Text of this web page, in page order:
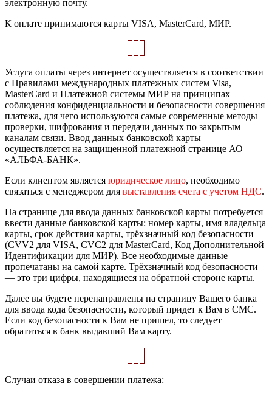
электронную почту.
К оплате принимаются карты VISA, MasterCard, МИР.
Услуга оплаты через интернет осуществляется в соответствии
с Правилами международных платежных систем Visa,
MasterCard и Платежной системы МИР на принципах
соблюдения конфиденциальности и безопасности совершения
платежа, для чего используются самые современные методы
проверки, шифрования и передачи данных по закрытым
каналам связи. Ввод данных банковской карты
осуществляется на защищенной платежной странице АО
«АЛЬФА-БАНК».
Если клиентом является юридическое лицо, необходимо
связаться с менеджером для выставления счета с учетом НДС.
На странице для ввода данных банковской карты потребуется
ввести данные банковской карты: номер карты, имя владельца
карты, срок действия карты, трёхзначный код безопасности
(CVV2 для VISA, CVC2 для MasterCard, Код Дополнительной
Идентификации для МИР). Все необходимые данные
пропечатаны на самой карте. Трёхзначный код безопасности
— это три цифры, находящиеся на обратной стороне карты.
Далее вы будете перенаправлены на страницу Вашего банка
для ввода кода безопасности, который придет к Вам в СМС.
Если код безопасности к Вам не пришел, то следует
обратиться в банк выдавший Вам карту.
Случаи отказа в совершении платежа: